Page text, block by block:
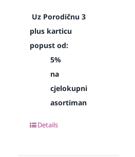
Uz Porodičnu 3
plus karticu
popust od:
5%
na
cjelokupni
asortiman
Details